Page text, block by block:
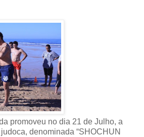
promoveu no dia 21 de Julho, a
denominada “SHOCHUN